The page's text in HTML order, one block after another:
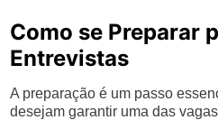
Como se Preparar
Entrevistas
A preparação é um passo
desejam garantir uma das